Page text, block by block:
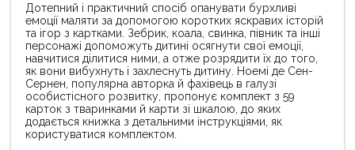
Дотепний і практичний спосіб опанувати бурхливі
емоції маляти за допомогою коротких яскравих історій
та ігор з картками. Зебрик, коала, свинка, півник та інші
персонажі допоможуть дитині осягнути свої емоції,
навчитися ділитися ними, а отже розрядити їх до того,
як вони вибухнуть і захлеснуть дитину. Ноемі де Сен-
Сернен, популярна авторка й фахівець в галузі
особистісного розвитку, пропонує комплект з 59
карток з тваринками й карти зі шкалою, до яких
додається книжка з детальними інструкціями, як
користуватися комплектом.